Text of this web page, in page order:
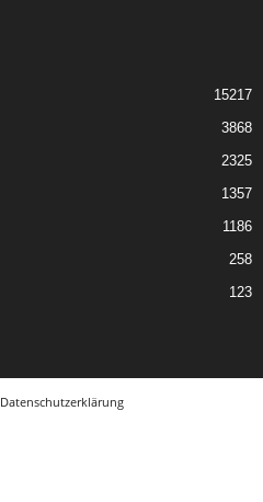
15217
3868
2325
1357
1186
258
123
Datenschutzerklärung